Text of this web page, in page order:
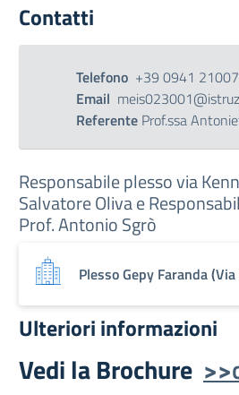
Contatti
Telefono +39 0941 21007
Email
Referente Prof.ssa
Responsabile plesso via
Salvatore Oliva e
Prof. Antonio Sgrò
Plesso Gepy Faranda
Ulteriori informazioni
Vedi la Brochure >>